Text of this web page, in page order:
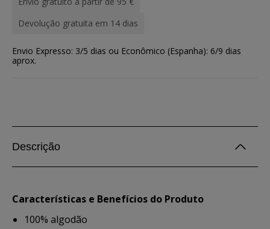
Devolução gratuita em 14 dias
Envio Expresso: 3/5 dias ou Econômico (Espanha): 6/9 dias
aprox.
Descrição
Características e Benefícios do Produto
100% algodão